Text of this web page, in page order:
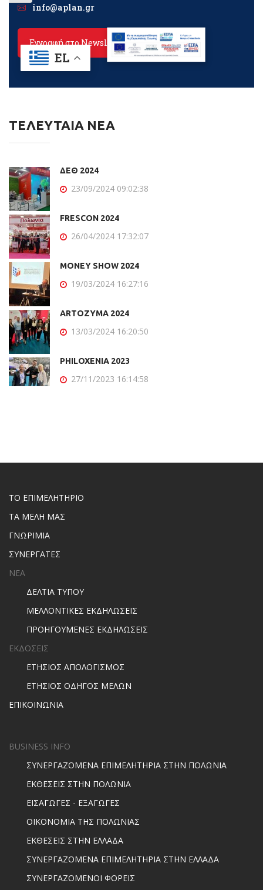
ΤΕΛΕΥΤΑΙΑ ΝΕΑ
ΔΕΘ 2024
23/09/2024 09:02:38
FRESCON 2024
26/04/2024 17:32:07
MONEY SHOW 2024
19/03/2024 16:27:16
ARTOZYMA 2024
13/03/2024 16:20:50
PHILOXENIA 2023
27/11/2023 16:14:58
ΤΟ ΕΠΙΜΕΛΗΤΗΡΙΟ
ΤΑ ΜΕΛΗ ΜΑΣ
ΓΝΩΡΙΜΙΑ
ΣΥΝΕΡΓΑΤΕΣ
ΝΕΑ
ΔΕΛΤΙΑ ΤΥΠΟΥ
ΜΕΛΛΟΝΤΙΚΕΣ ΕΚΔΗΛΩΣΕΙΣ
ΠΡΟΗΓΟΥΜΕΝΕΣ ΕΚΔΗΛΩΣΕΙΣ
ΕΚΔΟΣΕΙΣ
ΕΤΗΣΙΟΣ ΑΠΟΛΟΓΙΣΜΟΣ
ΕΤΗΣΙΟΣ ΟΔΗΓΟΣ ΜΕΛΩΝ
ΕΠΙΚΟΙΝΩΝΙΑ
BUSINESS INFO
ΣΥΝΕΡΓΑΖΟΜΕΝΑ ΕΠΙΜΕΛΗΤΗΡΙΑ ΣΤΗΝ ΠΟΛΩΝΙΑ
ΕΚΘΕΣΕΙΣ ΣΤΗΝ ΠΟΛΩΝΙΑ
ΕΙΣΑΓΩΓΕΣ - ΕΞΑΓΩΓΕΣ
ΟΙΚΟΝΟΜΙΑ ΤΗΣ ΠΟΛΩΝΙΑΣ
ΕΚΘΕΣΕΙΣ ΣΤΗΝ ΕΛΛΑΔΑ
ΣΥΝΕΡΓΑΖΟΜΕΝΑ ΕΠΙΜΕΛΗΤΗΡΙΑ ΣΤΗΝ ΕΛΛΑΔΑ
ΣΥΝΕΡΓΑΖΟΜΕΝΟΙ ΦΟΡΕΙΣ